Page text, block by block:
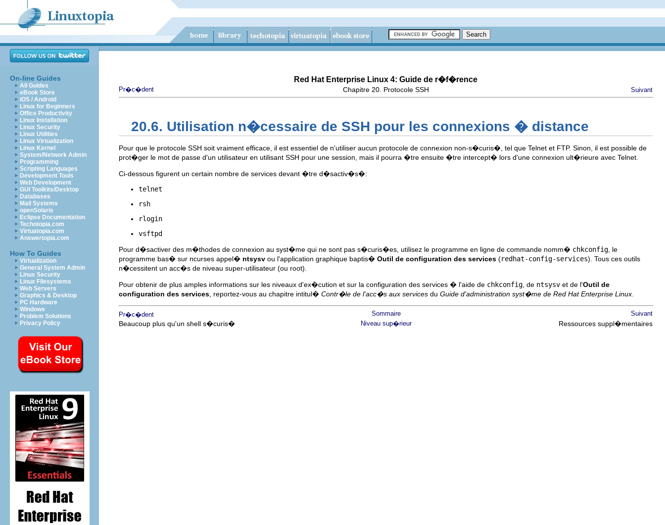
On-line Guides
All Guides
eBook Store
iOS / Android
Linux for Beginners
Office Productivity
Linux Installation
Linux Security
Linux Utilities
Linux Virtualization
Linux Kernel
System/Network Admin
Programming
Scripting Languages
Development Tools
Web Development
GUI Toolkits/Desktop
Databases
Mail Systems
openSolaris
Eclipse Documentation
Techotopia.com
Virtuatopia.com
Answertopia.com
How To Guides
Virtualization
General System Admin
Linux Security
Linux Filesystems
Web Servers
Graphics & Desktop
PC Hardware
Windows
Problem Solutions
Privacy Policy
Red Hat Enterprise Linux 4: Guide de r�f�rence
Pr�c�dent Chapitre 20. Protocole SSH Suivant
20.6. Utilisation n�cessaire de SSH pour les connexions � distance
Pour que le protocole SSH soit vraiment efficace, il est essentiel de n'utiliser aucun protocole de connexion non-s�curis�, tel que Telnet et FTP. Sinon, il est possible de
prot�ger le mot de passe d'un utilisateur en utilisant SSH pour une session, mais il pourra �tre ensuite �tre intercept� lors d'une connexion ult�rieure avec Telnet.
Ci-dessous figurent un certain nombre de services devant �tre d�sactiv�s�:
telnet
rsh
rlogin
vsftpd
Pour d�sactiver des m�thodes de connexion au syst�me qui ne sont pas s�curis�es, utilisez le programme en ligne de commande nomm� chkconfig , le
programme bas� sur ncurses appel� ntsysv ou l'application graphique baptis� Outil de configuration des services (redhat-config-services). Tous ces outils
n�cessitent un acc�s de niveau super-utilisateur (ou root).
Pour obtenir de plus amples informations sur les niveaux d'ex�cution et sur la configuration des services � l'aide de chkconfig , de ntsysv et de l'Outil de
configuration des services , reportez-vous au chapitre intitul� Contr�le de l'acc�s aux services du Guide d'administration syst�me de Red Hat Enterprise Linux
Pr�c�dent Sommaire Suivant
Beaucoup plus qu'un shell s�curis� Niveau sup�rieur Ressources suppl�mentaires